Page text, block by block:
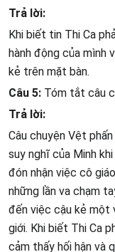
Trả lời:
Khi biết tin Thi Ca
hành động của mình
kẻ trên mặt bàn.
Câu 5: Tóm tắt câu
Trả lời:
Câu chuyện Vệt
suy nghĩ của Minh
đón nhận việc cô
những lần va chạm
đến việc cậu kẻ một
giới. Khi biết Thi Ca
cảm thấy hối hận và